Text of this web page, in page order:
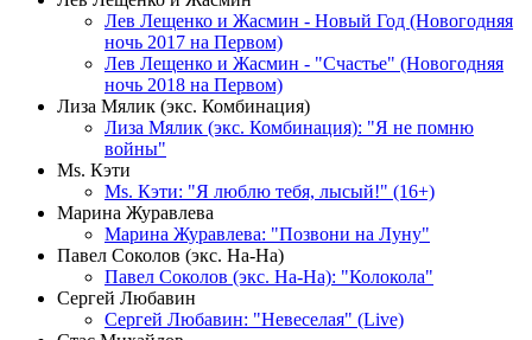
Лев Лещенко и Жасмин - Новый Год (Новогодняя
ночь 2017 на Первом)
Лев Лещенко и Жасмин - "Счастье" (Новогодняя
ночь 2018 на Первом)
Лиза Мялик (экс. Комбинация)
Лиза Мялик (экс. Комбинация): "Я не помню
войны"
Мs. Кэти
Ms. Кэти: "Я люблю тебя, лысый!" (16+)
Марина Журавлева
Марина Журавлева: "Позвони на Луну"
Павел Соколов (экс. На-На)
Павел Соколов (экс. На-На): "Колокола"
Сергей Любавин
Сергей Любавин: "Невеселая" (Live)